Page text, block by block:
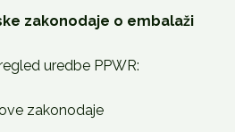
zakonodaje o embalaži
uredbe PPWR:
zakonodaje